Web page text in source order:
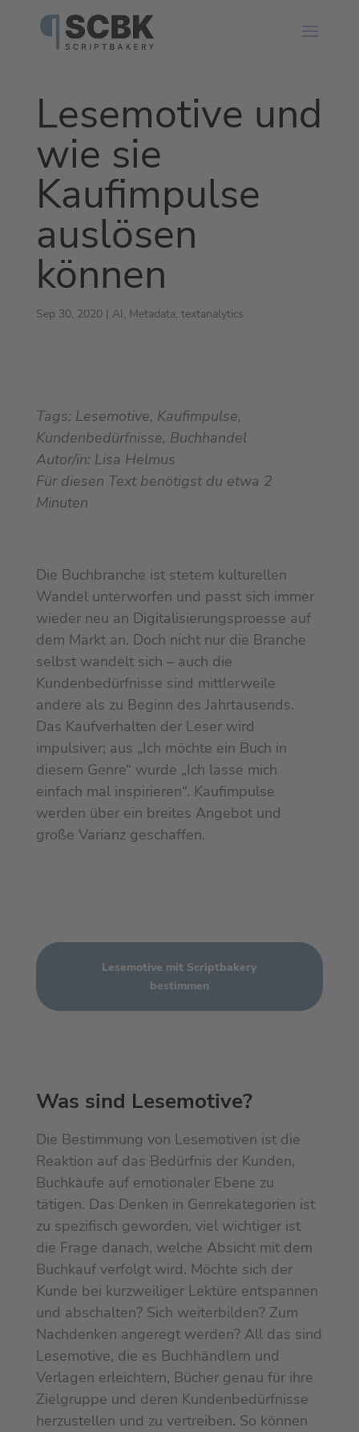
Lesemotive und
wie sie
Kaufimpulse
auslösen
können
Sep 30, 2020| AI, Metadata, textanalytics
Tags: Lesemotive, Kaufimpulse,
Kundenbedürfnisse, Buchhandel
Autor/in: Lisa Helmus
Für diesen Text benötigst du etwa 2
Minuten
Die Buchbranche ist stetem kulturellen
Wandel unterworfen und passt sich immer
wieder neu an Digitalisierungsproesse auf
dem Markt an. Doch nicht nur die Branche
selbst wandelt sich – auch die
Kundenbedürfnisse sind mittlerweile
andere als zu Beginn des Jahrtausends.
Das Kaufverhalten der Leser wird
impulsiver; aus „Ich möchte ein Buch in
diesem Genre“ wurde „Ich lasse mich
einfach mal inspirieren“. Kaufimpulse
werden über ein breites Angebot und
große Varianz geschaffen.
Lesemotive mit Scriptbakery
bestimmen
Was sind Lesemotive?
Die Bestimmung von Lesemotiven ist die
Reaktion auf das Bedürfnis der Kunden,
Buchkäufe auf emotionaler Ebene zu
tätigen. Das Denken in Genrekategorien ist
zu spezifisch geworden, viel wichtiger ist
die Frage danach, welche Absicht mit dem
Buchkauf verfolgt wird. Möchte sich der
Kunde bei kurzweiliger Lektüre entspannen
und abschalten? Sich weiterbilden? Zum
Nachdenken angeregt werden? All das sind
Lesemotive, die es Buchhändlern und
Verlagen erleichtern, Bücher genau für ihre
Zielgruppe und deren Kundenbedürfnisse
herzustellen und zu vertreiben. So können